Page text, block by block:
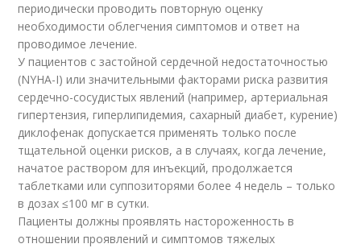
периодически проводить повторную оценку
необходимости облегчения симптомов и ответ на
проводимое лечение.
У пациентов с застойной сердечной недостаточностью
(NYHA-I) или значительными факторами риска развития
сердечно-сосудистых явлений (например, артериальная
гипертензия, гиперлипидемия, сахарный диабет, курение)
диклофенак допускается применять только после
тщательной оценки рисков, а в случаях, когда лечение,
начатое раствором для инъекций, продолжается
таблетками или суппозиторями более 4 недель – только
в дозах ≤100 мг в сутки.
Пациенты должны проявлять настороженность в
отношении проявлений и симптомов тяжелых